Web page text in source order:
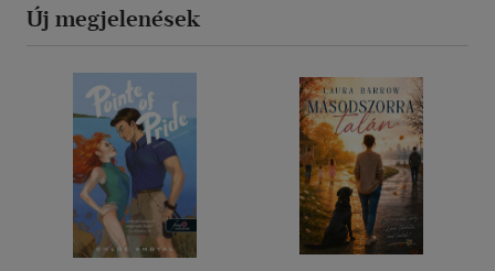
Új megjelenések